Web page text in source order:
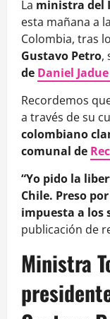
La ministra del
esta mañana a
Colombia, tras
Gustavo Petro,
de Daniel Jadue
Recordemos
a través de su
colombiano
comunal de
“Yo pido la
Chile. Preso
impuesta a los
publicación de
Ministra